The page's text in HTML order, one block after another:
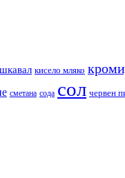
кисело мляко
сметана сода сол червен